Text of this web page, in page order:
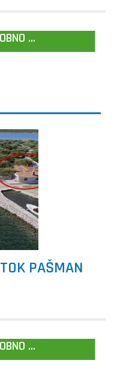
...
PAŠMAN
...